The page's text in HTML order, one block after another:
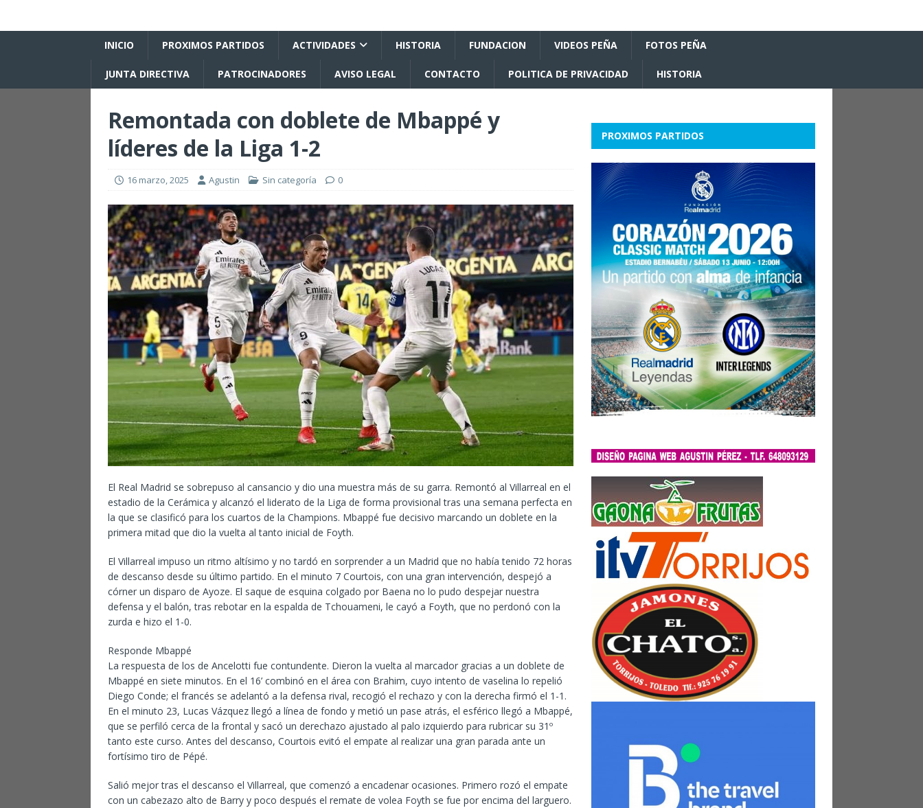
INICIO PROXIMOS PARTIDOS ACTIVIDADES HISTORIA FUNDACION VIDEOS PEÑA FOTOS PEÑA
JUNTA DIRECTIVA PATROCINADORES AVISO LEGAL CONTACTO POLITICA DE PRIVACIDAD HISTORIA
Remontada con doblete de Mbappé y
líderes de la Liga 1-2
16 marzo, 2025 Agustin Sin categoría 0
El Real Madrid se sobrepuso al cansancio y dio una muestra más de su garra. Remontó al Villarreal en el
estadio de la Cerámica y alcanzó el liderato de la Liga de forma provisional tras una semana perfecta en
la que se clasificó para los cuartos de la Champions. Mbappé fue decisivo marcando un doblete en la
primera mitad que dio la vuelta al tanto inicial de Foyth.
El Villarreal impuso un ritmo altísimo y no tardó en sorprender a un Madrid que no había tenido 72 horas
de descanso desde su último partido. En el minuto 7 Courtois, con una gran intervención, despejó a
córner un disparo de Ayoze. El saque de esquina colgado por Baena no lo pudo despejar nuestra
defensa y el balón, tras rebotar en la espalda de Tchouameni, le cayó a Foyth, que no perdonó con la
zurda e hizo el 1-0.
Responde Mbappé
La respuesta de los de Ancelotti fue contundente. Dieron la vuelta al marcador gracias a un doblete de
Mbappé en siete minutos. En el 16’ combinó en el área con Brahim, cuyo intento de vaselina lo repelió
Diego Conde; el francés se adelantó a la defensa rival, recogió el rechazo y con la derecha firmó el 1-1.
En el minuto 23, Lucas Vázquez llegó a línea de fondo y metió un pase atrás, el esférico llegó a Mbappé,
que se perfiló cerca de la frontal y sacó un derechazo ajustado al palo izquierdo para rubricar su 31º
tanto este curso. Antes del descanso, Courtois evitó el empate al realizar una gran parada ante un
fortísimo tiro de Pépé.
Salió mejor tras el descanso el Villarreal, que comenzó a encadenar ocasiones. Primero rozó el empate
con un cabezazo alto de Barry y poco después el remate de volea Foyth se fue por encima del larguero.
PROXIMOS PARTIDOS